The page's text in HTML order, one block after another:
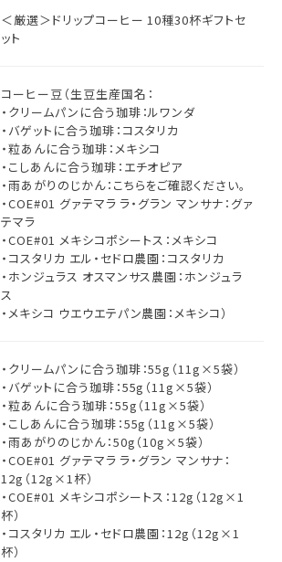
＜厳選＞ドリップコーヒー 10種30杯ギフトセ
ット
コーヒー豆（生豆生産国名：
・クリームパンに合う珈琲：ルワンダ
・バゲットに合う珈琲：コスタリカ
・粒あんに合う珈琲：メキシコ
・こしあんに合う珈琲：エチオピア
・雨あがりのじかん： こちらをご確認ください。
・COE#01 グァテマラ ラ・グラン マンサナ：グァ
テマラ
・COE#01 メキシコポシートス：メキシコ
・コスタリカ エル・セドロ農園：コスタリカ
・ホンジュラス オスマンサス農園：ホンジュラ
ス
・メキシコ ウエウエテパン農園：メキシコ）
・クリームパンに合う珈琲：55g（11g×5袋）
・バゲットに合う珈琲：55g（11g×5袋）
・粒あんに合う珈琲：55g（11g×5袋）
・こしあんに合う珈琲：55g（11g×5袋）
・雨あがりのじかん：50g（10g×5袋）
・COE#01 グァテマラ ラ・グラン マンサナ：
12g（12g×1杯）
・COE#01 メキシコポシートス：12g（12g×1
杯）
・コスタリカ エル・セドロ農園：12g（12g×1
杯）